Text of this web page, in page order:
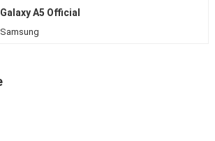
A5 Official
Samsung